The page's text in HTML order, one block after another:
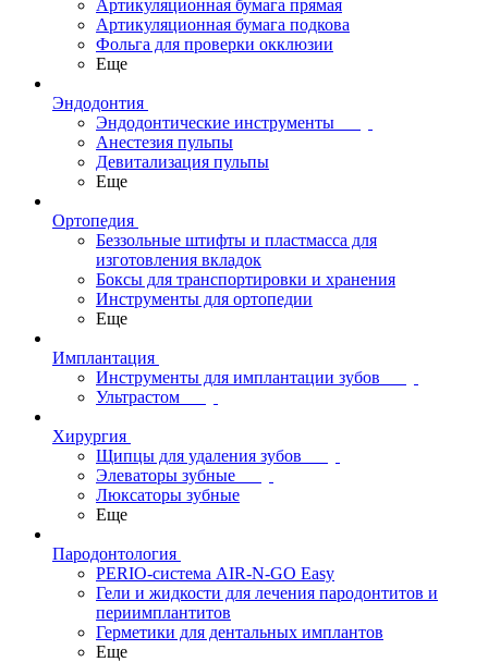
Артикуляционная бумага прямая
Артикуляционная бумага подкова
Фольга для проверки окклюзии
Еще
Эндодонтия
Эндодонтические инструменты
Анестезия пульпы
Девитализация пульпы
Еще
Ортопедия
Беззольные штифты и пластмасса для
изготовления вкладок
Боксы для транспортировки и хранения
Инструменты для ортопедии
Еще
Имплантация
Инструменты для имплантации зубов
Ультрастом
Хирургия
Щипцы для удаления зубов
Элеваторы зубные
Люксаторы зубные
Еще
Пародонтология
PERIO-система AIR-N-GO Easy
Гели и жидкости для лечения пародонтитов и
периимплантитов
Герметики для дентальных имплантов
Еще